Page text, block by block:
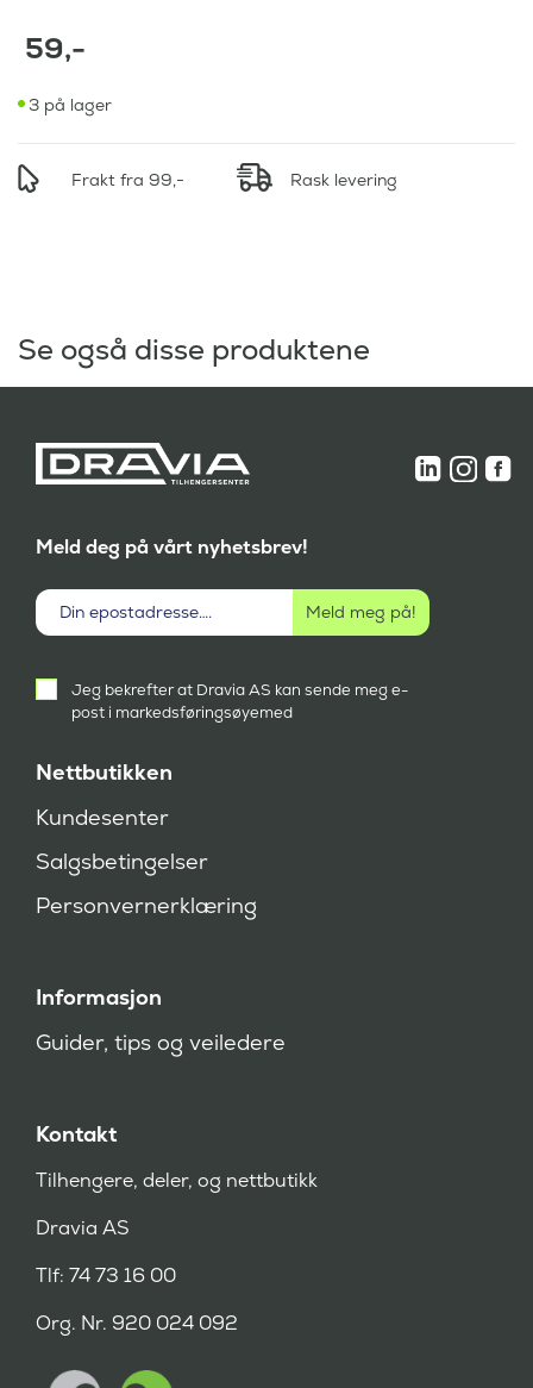
59,-
3 på lager
Frakt fra 99,- Rask levering
Se også disse produktene
Nettbutikken
Kundesenter
Salgsbetingelser
Personvernerklæring
Informasjon
Guider, tips og veiledere
Meld deg på vårt nyhetsbrev!
samtykke
k
e
d
Jeg bekrefter at Dravia AS kan sende meg e-
post i markedsføringsøyemed
Kontakt
Tilhengere, deler, og nettbutikk
Dravia AS
Tlf: 74 73 16 00
Org. Nr. 920 024 092